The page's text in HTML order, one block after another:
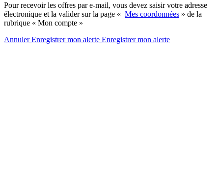
Pour recevoir les offres par e-mail, vous devez saisir votre adresse
électronique et la valider sur la page « Mes coordonnées » de la
rubrique « Mon compte »
AnnulerEnregistrer mon alerte Enregistrermon alerte